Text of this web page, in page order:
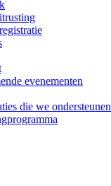
evenementen
die we ondersteunen